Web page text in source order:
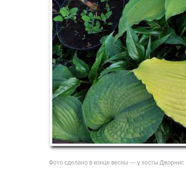
Фото сделано в конце весны — у хосты